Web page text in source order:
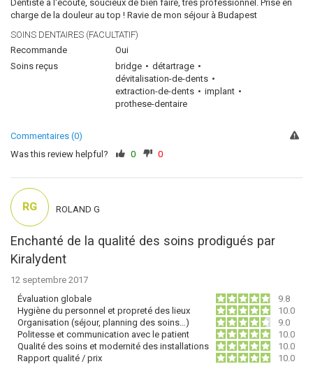
Dentiste à l'écoute, soucieux de bien faire, très professionnel. Prise en
charge de la douleur au top ! Ravie de mon séjour à Budapest
SOINS DENTAIRES (FACULTATIF)
Recommande
Oui
Soins reçus
bridge
détartrage
dévitalisation-de-dents
extraction-de-dents
implant
prothese-dentaire
Commentaires (0)
Was this review helpful?
0 0
Enchanté de la qualité des soins prodigués par
Kiralydent
12 septembre 2017
Évaluation globale
9.8
Hygiène du personnel et propreté des lieux
10.0
Organisation (séjour, planning des soins…)
9.0
Politesse et communication avec le patient
10.0
Qualité des soins et modernité des installations
10.0
Rapport qualité / prix
10.0
RG ROLAND G